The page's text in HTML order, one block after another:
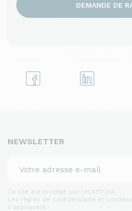
DEMANDE DE
NEWSLETTER
Ce site est protégé par reCAPTCHA.
Les règles de confidentialité et
s'appliquent.